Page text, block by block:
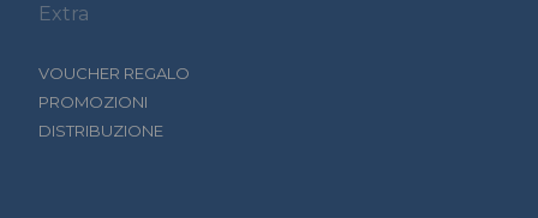
Extra
VOUCHER REGALO
PROMOZIONI
DISTRIBUZIONE